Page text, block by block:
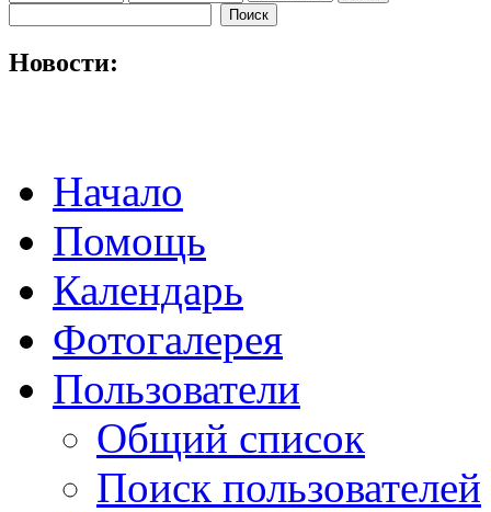
Новости:
Начало
Помощь
Календарь
Фотогалерея
Пользователи
Общий список
Поиск пользователей